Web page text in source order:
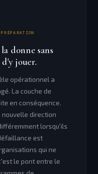
donne sans
jouer.
opérationnel a
La couche de
en conséquence.
nouvelle direction
lorsqu'ils
est
qui ne
le pont entre le